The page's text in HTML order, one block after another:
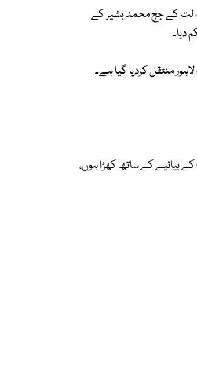
کے جج محمد بشیر کے
دیا۔
منتقل کردیا گیا ہے۔
بیانیے کے ساتھ کھڑا ہوں،